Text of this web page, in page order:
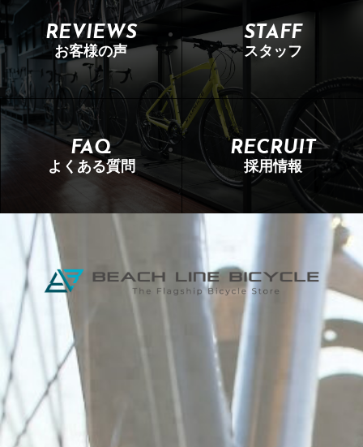
REVIEWS
お客様の声
STAFF
スタッフ
FAQ
よくある質問
RECRUIT
採用情報